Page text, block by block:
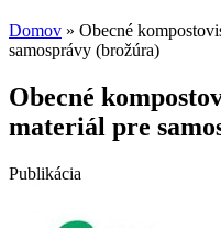
Domov » Obecné
samosprávy (brožúra)
Obecné
materiál pre
Publikácia